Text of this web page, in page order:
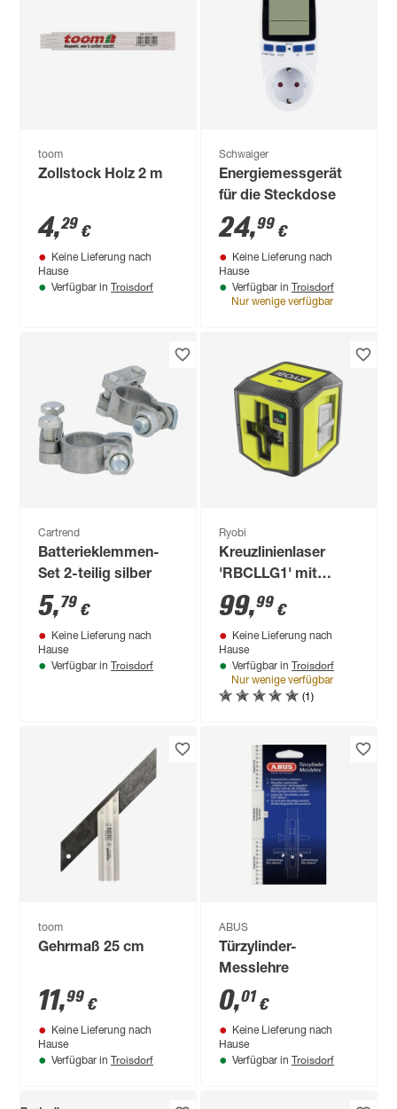
toom
Zollstock Holz 2 m
4,29 €
Keine Lieferung nach
Hause
Verfügbar in Troisdorf
Schwaiger
Energiemessgerät
für die Steckdose
24,99 €
Keine Lieferung nach
Hause
Verfügbar in Troisdorf
Nur wenige verfügbar
Cartrend
Batterieklemmen-
Set 2-teilig silber
5,79 €
Keine Lieferung nach
Hause
Verfügbar in Troisdorf
Ryobi
Kreuzlinienlaser
'RBCLLG1' mit
Halterung
99,99 €
Keine Lieferung nach
Hause
Verfügbar in Troisdorf
Nur wenige verfügbar
(1)
toom
Gehrmaß 25 cm
11,99 €
Keine Lieferung nach
Hause
Verfügbar in Troisdorf
ABUS
Türzylinder-
Messlehre
0,01€
Keine Lieferung nach
Hause
Verfügbar in Troisdorf